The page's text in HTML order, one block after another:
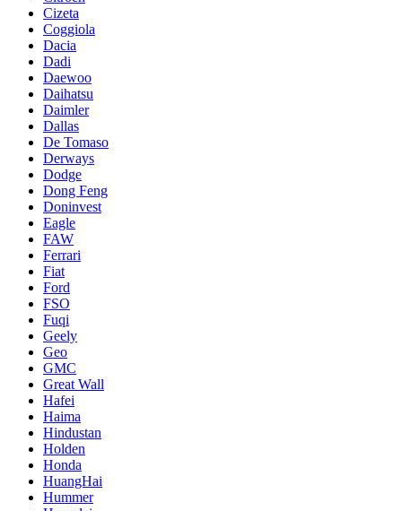
Cizeta
Coggiola
Dacia
Dadi
Daewoo
Daihatsu
Daimler
Dallas
De Tomaso
Derways
Dodge
Dong Feng
Doninvest
Eagle
FAW
Ferrari
Fiat
Ford
FSO
Fuqi
Geely
Geo
GMC
Great Wall
Hafei
Haima
Hindustan
Holden
Honda
HuangHai
Hummer